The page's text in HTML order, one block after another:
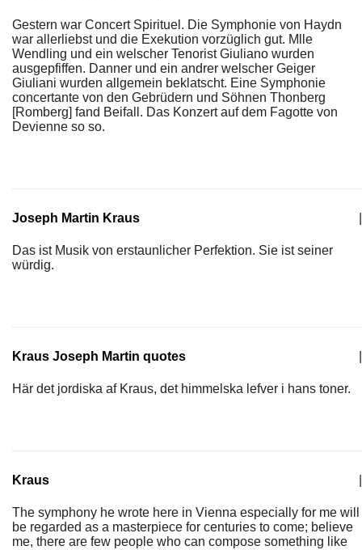
Gestern war Concert Spirituel. Die Symphonie von Haydn
war allerliebst und die Exekution vorzüglich gut. Mlle
Wendling und ein welscher Tenorist Giuliano wurden
ausgepfiffen. Danner und ein andrer welscher Geiger
Giuliani wurden allgemein beklatscht. Eine Symphonie
concertante von den Gebrüdern und Söhnen Thonberg
[Romberg] fand Beifall. Das Konzert auf dem Fagotte von
Devienne so so.
Joseph Martin Kraus
Das ist Musik von erstaunlicher Perfektion. Sie ist seiner
würdig.
Kraus Joseph Martin quotes
Här det jordiska af Kraus, det himmelska lefver i hans toner.
Kraus
The symphony he wrote here in Vienna especially for me will
be regarded as a masterpiece for centuries to come; believe
me, there are few people who can compose something like